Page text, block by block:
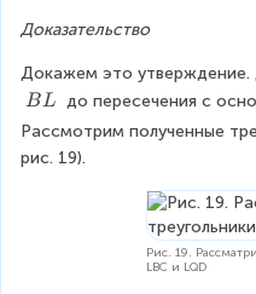
\
a
n
gl
Доказательство
Докажем это утверждение.
\
\
BL до пересечения с
Рассмотрим полученные
рис. 19).
Рис. 19.
LBC и LQD